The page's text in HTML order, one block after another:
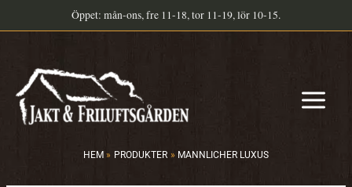
till
Öppet: mån-ons, fre 11-18, tor 11-19, lör 10-15.
HEM PRODUKTER MANNLICHER LUXUS